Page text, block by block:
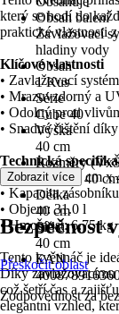
Obsah balení
Zavlažovací
hladiny vody
Obsah
1 Kus
Série
Cube 40
Výška
40 cm
Rozměry
40 cm x 40
Délka
40 cm
Šířka
40 cm
EAN
který se hodí do
praktické vlastnosti
Klíčové vlastnosti
• Zavlažovací
• Mrazuvzdorný a
• Odolný proti
• Snadné čištění
Technická
• Rozměry: 40 cm
• Kapacita
• Objem: 31.0 l
• Hmotnost: 6.75 kg
Tento květináč je
Díky zavlažovacímu
což šetří čas a
elegantní vzhled,
Zobrazit více
Bezpečnost
Přeskočit oblast
Zodpovědnost za